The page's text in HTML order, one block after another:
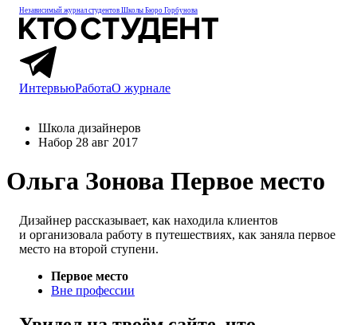
Независимый журнал студентов Школы Бюро Горбунова
ИнтервьюРаботаО журнале
Школа дизайнеров
Набор 28 авг 2017
Ольга Зонова Первое место
Дизайнер рассказывает, как находила клиентов
и организовала работу в путешествиях, как заняла первое
место на второй ступени.
Первое место
Вне профессии